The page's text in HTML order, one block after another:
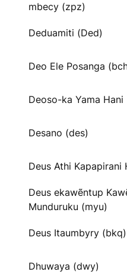
mbecy (zpz)
Deduamiti (Ded)
Deo Ele Posanga
Deoso-ka Yama Hani
Desano (des)
Deus Athi Kapapirani
Deus ekawẽntup
Munduruku (myu)
Deus Itaumbyry (bkq)
Dhuwaya (dwy)